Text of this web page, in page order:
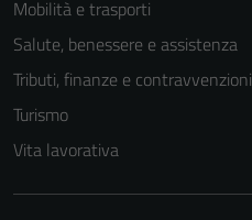
Mobilità e trasporti
Salute, benessere e assistenza
Tributi, finanze e contravvenzioni
Turismo
Vita lavorativa